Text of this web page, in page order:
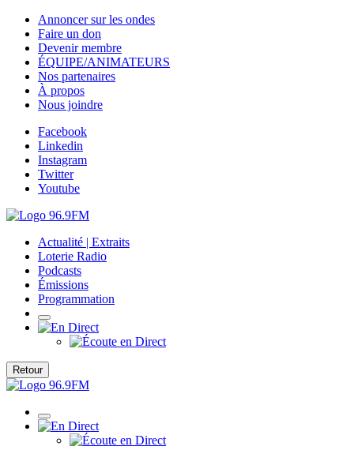
Annoncer sur les ondes
Faire un don
Devenir membre
ÉQUIPE/ANIMATEURS
Nos partenaires
À propos
Nous joindre
Facebook
Linkedin
Instagram
Twitter
Youtube
Actualité | Extraits
Loterie Radio
Podcasts
Émissions
Programmation
Retour